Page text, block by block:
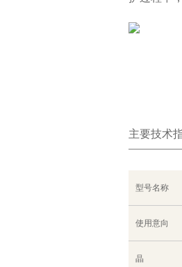
主要技术
型号名称
使用意向
晶